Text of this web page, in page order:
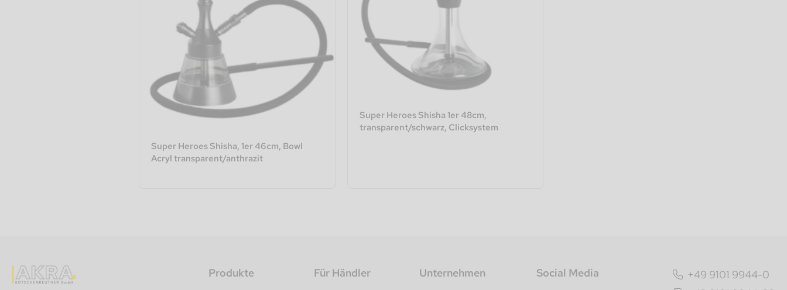
Super Heroes Shisha, 1er 46cm, Bowl
Acryl transparent/anthrazit
Super Heroes Shisha 1er 48cm,
transparent/schwarz, Clicksystem
Produkte Für Händler Unternehmen Social Media
+49 9101 9944-0